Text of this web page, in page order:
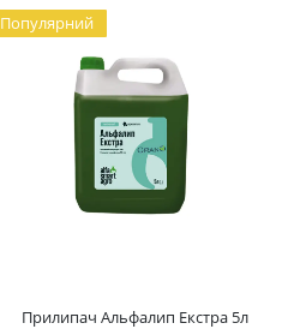
Популярний
Прилипач Альфалип Екстра 5л